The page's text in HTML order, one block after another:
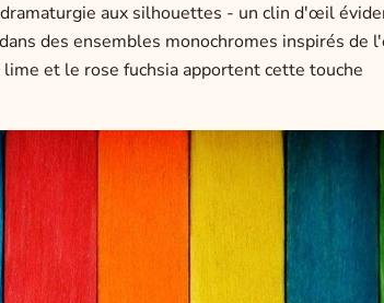
aux silhouettes - un clin d'œil
des ensembles monochromes inspirés de
et le rose fuchsia apportent cette touche